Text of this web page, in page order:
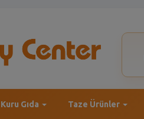
Kuru Gıda Taze Ürünler